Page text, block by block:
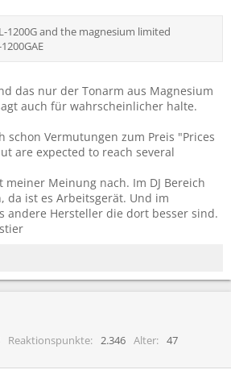
1200G and the magnesium limited
das nur der Tonarm aus Magnesium
auch für wahrscheinlicher halte.
schon Vermutungen zum Preis "Prices
are expected to reach several
meiner Meinung nach. Im DJ Bereich
da ist es Arbeitsgerät. Und im
andere Hersteller die dort besser sind.
Reaktionspunkte 2.346 Alter
47